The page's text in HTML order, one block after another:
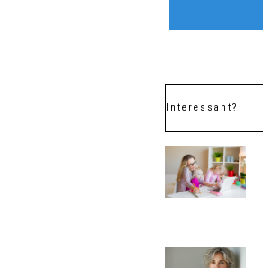
Interessant?